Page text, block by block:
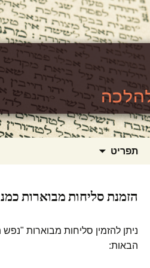
האתר ללימוד סוגיות
תפריט
הזמנת סליחות מבוארות
ניתן להזמין סליחות מבוארות
הבאות: